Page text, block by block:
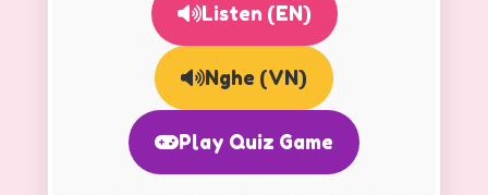
Listen (EN)
Nghe (VN)
Play Quiz Game